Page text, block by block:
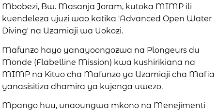
Mbobezi, Bw. Masanja Joram, kutoka MIMP ili
kuendeleza ujuzi wao katika 'Advanced Open Water
Diving' na Uzamiaji wa Uokozi.
Mafunzo hayo yanayoongozwa na Plongeurs du
Monde (Flabelline Mission) kwa kushirikiana na
MIMP na Kituo cha Mafunzo ya Uzamiaji cha Mafia
yanasisitiza dhamira ya kujenga uwezo.
Mpango huu, unaoungwa mkono na Menejimenti